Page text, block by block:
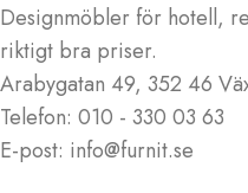
Designmöbler för hotell,
riktigt bra priser.
Arabygatan 49, 352 46
Telefon: 010 - 330 03 63
E-post: info@furnit.se